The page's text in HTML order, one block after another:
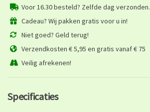
Voor 16.30 besteld? Zelfde dag verzonden.
Cadeau? Wij pakken gratis voor u in!
Niet goed? Geld terug!
Verzendkosten € 5,95 en gratis vanaf € 75
Veilig afrekenen!
Specificaties